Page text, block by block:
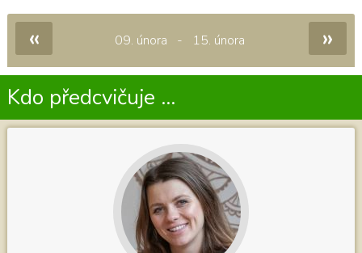
« 09. února - 15. února »
Kdo předcvičuje ...